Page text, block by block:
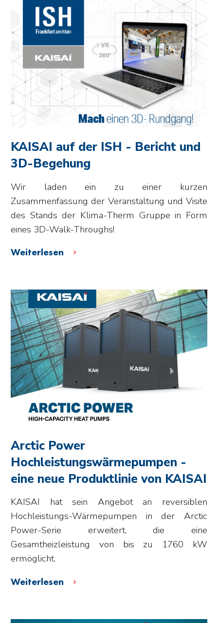
KAISAI auf der ISH - Bericht und
3D-Begehung
Wir laden ein zu einer kurzen
Zusammenfassung der Veranstaltung und Visite
des Stands der Klima-Therm Gruppe in Form
eines 3D-Walk-Throughs!
Weiterlesen
Arctic Power
Hochleistungswärmepumpen -
eine neue Produktlinie von KAISAI
KAISAI hat sein Angebot an reversiblen
Hochleistungs-Wärmepumpen in der Arctic
Power-Serie erweitert, die eine
Gesamtheizleistung von bis zu 1760 kW
ermöglicht.
Weiterlesen